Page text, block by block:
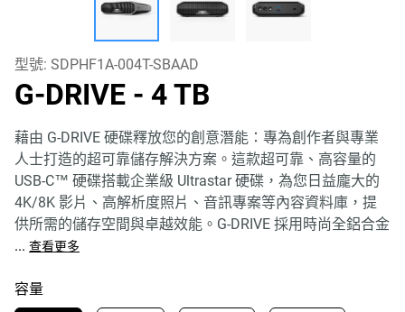
型號: SDPHF1A-004T-SBAAD
G-DRIVE - 4 TB
藉由 G-DRIVE 硬碟釋放您的創意潛能：專為創作者與專業
人士打造的超可靠儲存解決方案。這款超可靠、高容量的
USB-C™ 硬碟搭載企業級 Ultrastar 硬碟，為您日益龐大的
4K/8K 影片、高解析度照片、音訊專案等內容資料庫，提
供所需的儲存空間與卓越效能。G-DRIVE 採用時尚全鋁合金
... 查看更多
容量